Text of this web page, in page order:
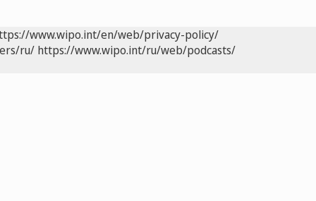
www.wipo.int/en/web/privacy-policy/
ru/ https://www.wipo.int/ru/web/podcasts/